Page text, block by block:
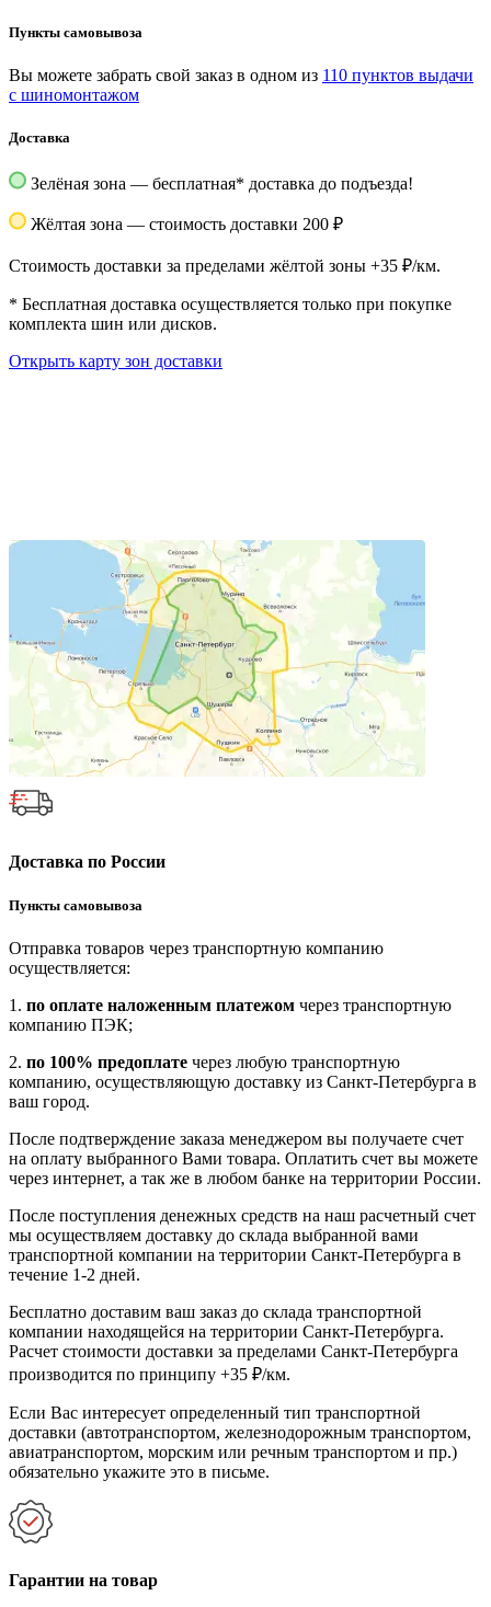
Пункты самовывоза
Вы можете забрать свой заказ в одном из 110 пунктов выдачи
с шиномонтажом
Доставка
Зелёная зона — бесплатная* доставка до подъезда!
Жёлтая зона — стоимость доставки 200 ₽
Стоимость доставки за пределами жёлтой зоны +35 ₽/км.
* Бесплатная доставка осуществляется только при покупке
комплекта шин или дисков.
Открыть карту зон доставки
Доставка по России
Пункты самовывоза
Отправка товаров через транспортную компанию
осуществляется:
1. по оплате наложенным платежом через транспортную
компанию ПЭК;
2. по 100% предоплате через любую транспортную
компанию, осуществляющую доставку из Санкт-Петербурга в
ваш город.
После подтверждение заказа менеджером вы получаете счет
на оплату выбранного Вами товара. Оплатить счет вы можете
через интернет, а так же в любом банке на территории России.
После поступления денежных средств на наш расчетный счет
мы осуществляем доставку до склада выбранной вами
транспортной компании на территории Санкт-Петербурга в
течение 1-2 дней.
Бесплатно доставим ваш заказ до склада транспортной
компании находящейся на территории Санкт-Петербурга.
Расчет стоимости доставки за пределами Санкт-Петербурга
производится по принципу +35 ₽/км.
Если Вас интересует определенный тип транспортной
доставки (автотранспортом, железнодорожным транспортом,
авиатранспортом, морским или речным транспортом и пр.)
обязательно укажите это в письме.
Гарантии на товар